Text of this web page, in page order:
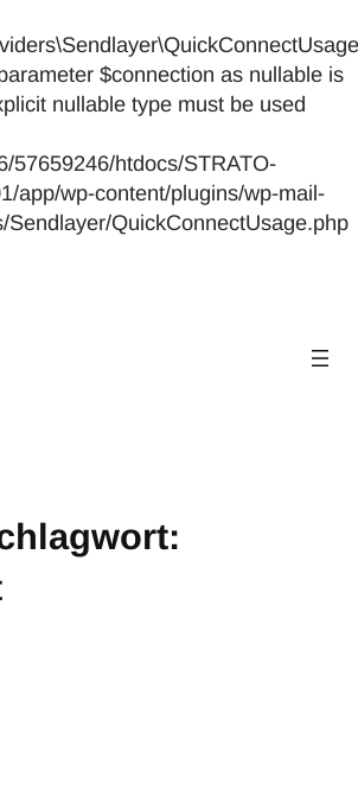
$connection as nullable is
nullable type must be used
57659246/htdocs/STRATO-
app/wp-content/plugins/wp-mail-
Sendlayer/QuickConnectUsage.php